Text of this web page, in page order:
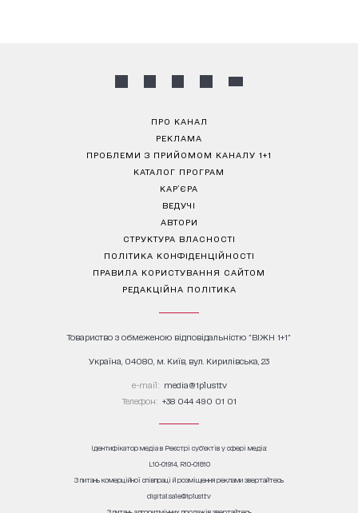
ПРО КАНАЛ
РЕКЛАМА
ПРОБЛЕМИ З ПРИЙОМОМ КАНАЛУ 1+1
КАТАЛОГ ПРОГРАМ
КАР’ЄРА
ВЕДУЧІ
АВТОРИ
СТРУКТУРА ВЛАСНОСТІ
ПОЛІТИКА КОНФІДЕНЦІЙНОСТІ
ПРАВИЛА КОРИСТУВАННЯ САЙТОМ
РЕДАКЦІЙНА ПОЛІТИКА
Товариство з обмеженою відповідальністю "ВІЖН 1+1"
Україна, 04080, м. Київ, вул. Кирилівська, 23
е-mail: media@1plus1.tv
Телефон: +38 044 490 01 01
Ідентифікатор медіа в Реєстрі суб’єктів у сфері медіа:
L10-01914, R10-01810
З питань комерційної співпраці й розміщення реклами звертайтесь
digital.sale@1plus1.tv